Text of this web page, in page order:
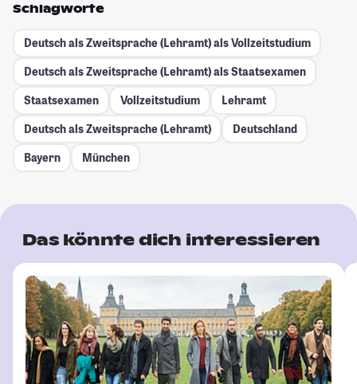
Schlagworte
Deutsch als Zweitsprache (Lehramt) als Vollzeitstudium
Deutsch als Zweitsprache (Lehramt) als Staatsexamen
Staatsexamen
Vollzeitstudium
Lehramt
Deutsch als Zweitsprache (Lehramt)
Deutschland
Bayern
München
Das könnte dich interessieren